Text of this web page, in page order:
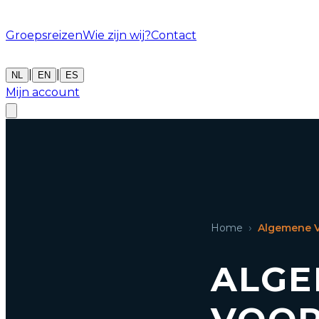
GroepsreizenWie zijn wij?Contact
NL EN ES
Mijn account
Home › Algemene